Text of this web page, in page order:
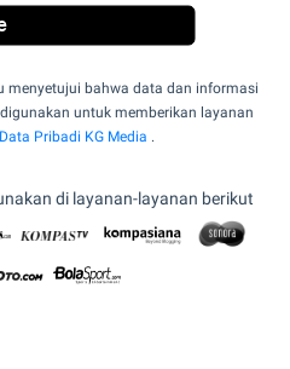
menyetujui bahwa data dan informasi
untuk memberikan layanan
Pribadi KG Media .
di layanan-layanan berikut